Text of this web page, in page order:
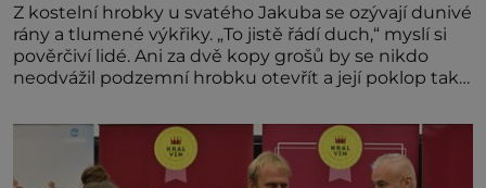
Z kostelní hrobky u svatého Jakuba se ozývají dunivé
rány a tlumené výkřiky. „To jistě řádí duch,“ myslí si
pověrčiví lidé. Ani za dvě kopy grošů by se nikdo
neodvážil podzemní hrobku otevřít a její poklop tak
divné burácení skutečně ustane. Když o mnoho let
později hrobku